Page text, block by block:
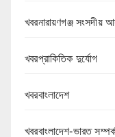
খবরনারায়ণগঞ্জ সংসদীয়
খবরপ্রাকিতিক দুর্যোগ
খবরবাংলাদেশ
খবরবাংলাদেশ-ভারত